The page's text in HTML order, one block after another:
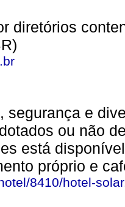
diretórios
segurança e
ou não
está
próprio e
8410/hotel-